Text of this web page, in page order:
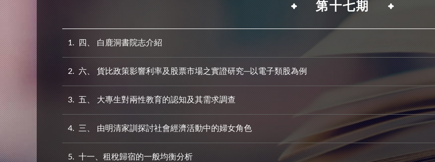
第十七期
1 四、 白鹿洞書院志介紹
2 六、 貨比政策影響利率及股票市場之實證研究─以電子類股為例
3 五、 大專生對兩性教育的認知及其需求調查
4 三、 由明清家訓探討社會經濟活動中的婦女角色
5 十一、租稅歸宿的一般均衡分析